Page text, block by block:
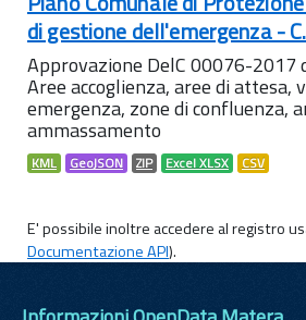
di gestione dell'emergenza -
Approvazione DelC 00076-
Aree accoglienza, aree di attesa,
emergenza, zone di confluenza,
ammassamento
KML GeoJSON ZIP Excel XLSX CSV
E' possibile inoltre accedere al registro
Documentazione API).